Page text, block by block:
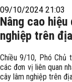
09/10/2024 21:03
Nâng cao
nghiệp trên
Chiều 9/10, Phó Chủ
các đơn vị liên quan
cây lâm nghiệp trên